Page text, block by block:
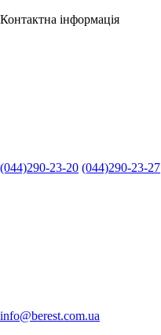
Контактна інформація
(044)290-23-20 (044)290-23-27
info@berest.com.ua